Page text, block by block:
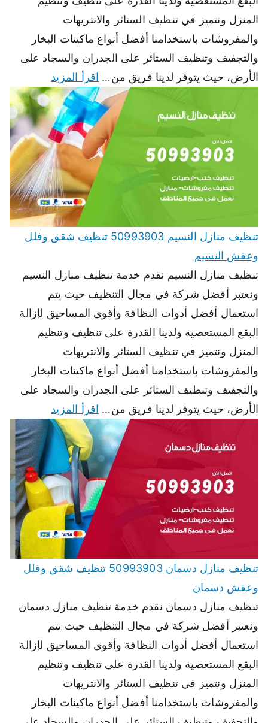
المنزل ونتميز في تنظيف الستائر والانتريهات
والمفروشات باستخدامنا أفضل أنواع ماكينات البخار
والتجفيف وتنظيف الستائر على الجدران والسجاد على
الأرض، حيث يتوفر لدينا فريق من… اقرأ المزيد
تنظيف منازل النسيم 50993903 تنظيف شقق وفلل
وعفش النسيم
تنظيف منازل النسيم نقدم خدمة تنظيف منازل النسيم
ونعتبر أفضل شركة في مجال التنظيف حيث يتم
استعمال أفضل أدوات النظافة وأقوى المساحيق لإزالة
البقع المستعصية ولدينا القدرة على تنظيف وتنظيم
المنزل ونتميز في تنظيف الستائر والانتريهات
والمفروشات باستخدامنا أفضل أنواع ماكينات البخار
والتجفيف وتنظيف الستائر على الجدران والسجاد على
الأرض، حيث يتوفر لدينا فريق من… اقرأ المزيد
تنظيف منازل دسمان 50993903 تنظيف شقق وفلل
وعفش دسمان
تنظيف منازل دسمان نقدم خدمة تنظيف منازل دسمان
ونعتبر أفضل شركة في مجال التنظيف حيث يتم
استعمال أفضل أدوات النظافة وأقوى المساحيق لإزالة
البقع المستعصية ولدينا القدرة على تنظيف وتنظيم
المنزل ونتميز في تنظيف الستائر والانتريهات
والمفروشات باستخدامنا أفضل أنواع ماكينات البخار